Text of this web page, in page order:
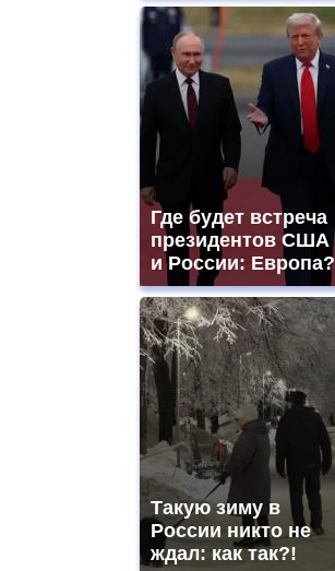
Где будет встреча
президентов США
и России: Европа?
Такую зиму в
России никто не
ждал: как так?!